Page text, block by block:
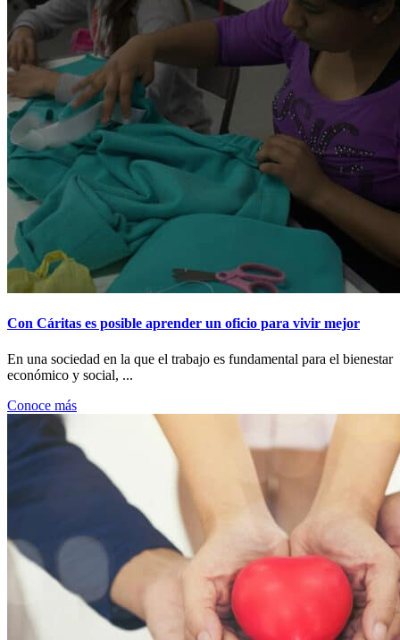
Con Cáritas es posible aprender un oficio para vivir mejor
En una sociedad en la que el trabajo es fundamental para el bienestar
económico y social, ...
Conoce más